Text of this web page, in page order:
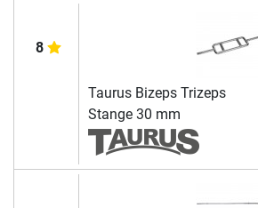
8
Taurus Bizeps Trizeps
Stange 30 mm